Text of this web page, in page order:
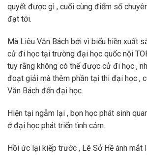
quyết được gì , cuối cùng điểm số
đạt tới.
Mà Liêu Văn Bách bởi vì biểu hiền xuất
cử đi học tại trường đại học quốc nội
tuy rằng không có thể được cử đi học ,
đoạt giải mà thêm phần tại thi đại học ,
Văn Bách đến đại học.
Hiện tại ngẫm lại , bọn học phát sinh
ở đại học phát triển tình cảm.
Hồi ức lại kiếp trước , Lê Sở Hề ánh mắt